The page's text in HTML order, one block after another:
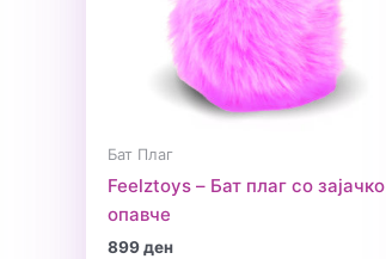
Бат Плаг
Feelztoys – Бат плаг со зајачко
опавче
899ден